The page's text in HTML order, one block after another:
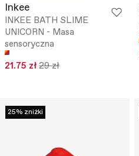
Inkee
INKEE BATH SLIME
UNICORN - Masa
sensoryczna
21.75 zł 29 zł
25% zniżki